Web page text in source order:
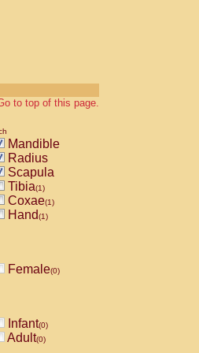
to top of this page.
Mandible
Radius
Scapula
Tibia(1)
Coxae(1)
Hand(1)
Female(0)
Infant(0)
Adult(0)